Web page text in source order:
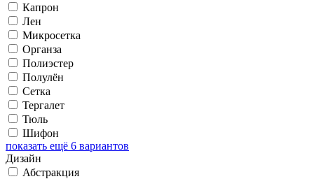
Капрон
Лен
Микросетка
Органза
Полиэстер
Полулён
Сетка
Тергалет
Тюль
Шифон
показать ещё 6 вариантов
Дизайн
Абстракция